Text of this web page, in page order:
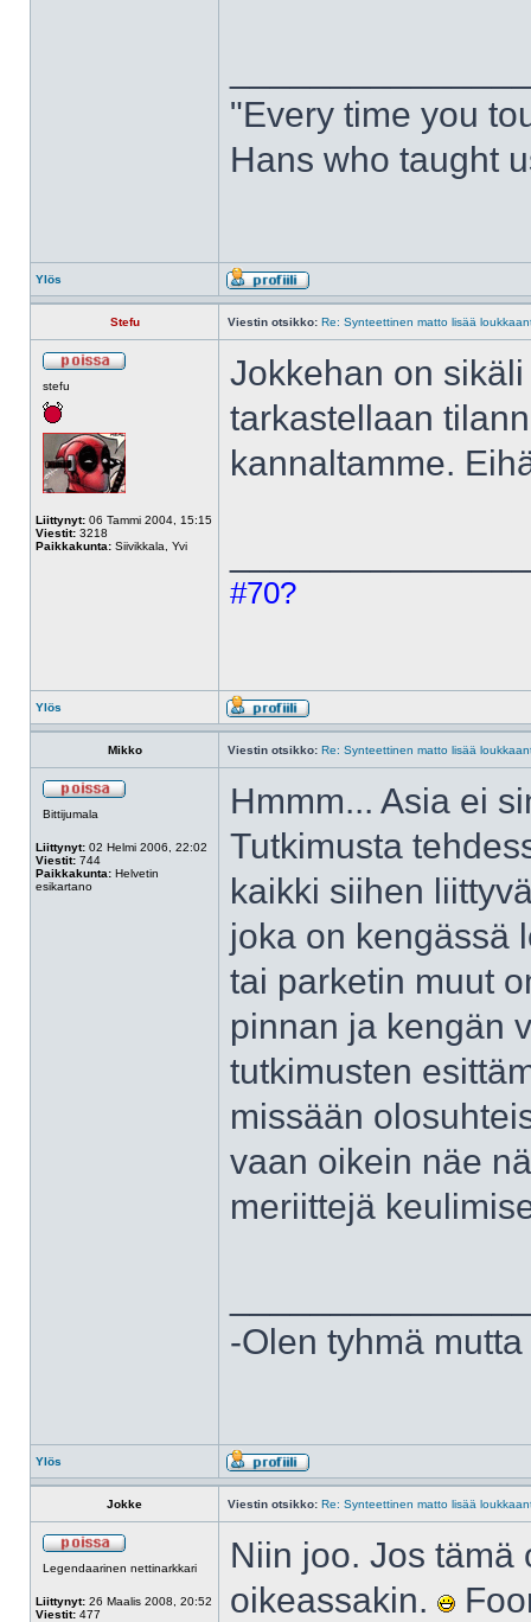
"Every time you
Hans who taught
Ylös
Stefu Viestin otsikko: Re: Synteettinen matto lisää
stefu
Liittynyt: 06 Tammi 2004, 15:15
Viestit: 3218
Paikkakunta: Siivikkala, Yvi
Jokkehan on
tarkastellaan
kannaltamme.
#70?
Ylös
Mikko Viestin otsikko: Re: Synteettinen matto lisää
Bittijumala
Liittynyt: 02 Helmi 2006, 22:02
Viestit: 744
Paikkakunta: Helvetin
esikartano
Hmmm... Asia ei
Tutkimusta
kaikki siihen
joka on kengässä
tai parketin muut
pinnan ja kengän
tutkimusten
missään
vaan oikein näe
meriittejä
-Olen tyhmä
Ylös
Jokke Viestin otsikko: Re: Synteettinen matto lisää
Legendaarinen nettinarkkari
Liittynyt: 26 Maalis 2008, 20:52
Viestit: 477
Niin joo. Jos tämä
oikeassakin.